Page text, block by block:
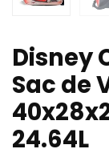
Disney
Sac de
24.64L